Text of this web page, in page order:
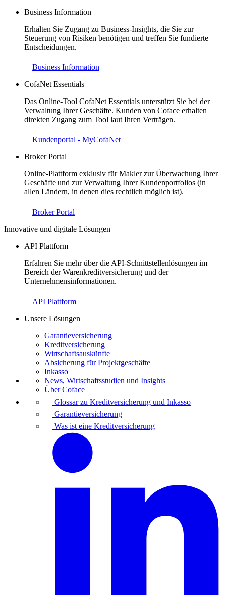
Business Information
Erhalten Sie Zugang zu Business-Insights, die Sie zur
Steuerung von Risiken benötigen und treffen Sie fundierte
Entscheidungen.
Business Information
CofaNet Essentials
Das Online-Tool CofaNet Essentials unterstützt Sie bei der
Verwaltung Ihrer Geschäfte. Kunden von Coface erhalten
direkten Zugang zum Tool laut Ihren Verträgen.
Kundenportal - MyCofaNet
Broker Portal
Online-Plattform exklusiv für Makler zur Überwachung Ihrer
Geschäfte und zur Verwaltung Ihrer Kundenportfolios (in
allen Ländern, in denen dies rechtlich möglich ist).
Broker Portal
Innovative und digitale Lösungen
API Plattform
Erfahren Sie mehr über die API-Schnittstellenlösungen im
Bereich der Warenkreditversicherung und der
Unternehmensinformationen.
API Plattform
Unsere Lösungen
Garantieversicherung
Kreditversicherung
Wirtschaftsauskünfte
Absicherung für Projektgeschäfte
Inkasso
News, Wirtschaftsstudien und Insights
Über Coface
Glossar zu Kreditversicherung und Inkasso
Garantieversicherung
Was ist eine Kreditversicherung